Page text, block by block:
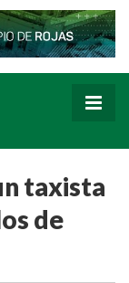
taxista
de